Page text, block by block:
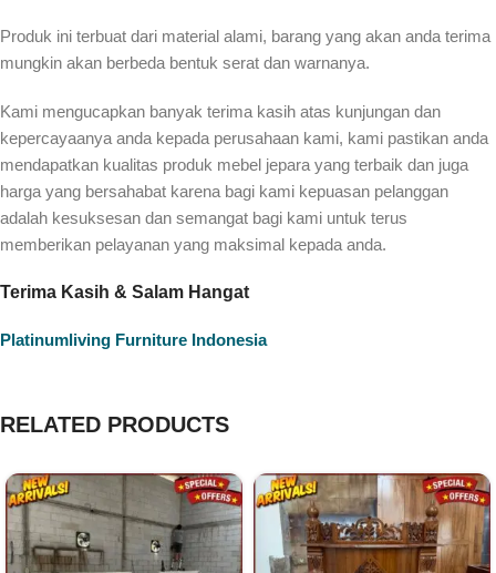
Produk ini terbuat dari material alami, barang yang akan anda terima
mungkin akan berbeda bentuk serat dan warnanya.
Kami mengucapkan banyak terima kasih atas kunjungan dan
kepercayaanya anda kepada perusahaan kami, kami pastikan anda
mendapatkan kualitas produk mebel jepara yang terbaik dan juga
harga yang bersahabat karena bagi kami kepuasan pelanggan
adalah kesuksesan dan semangat bagi kami untuk terus
memberikan pelayanan yang maksimal kepada anda.
Terima Kasih & Salam Hangat
Platinumliving Furniture Indonesia
RELATED PRODUCTS